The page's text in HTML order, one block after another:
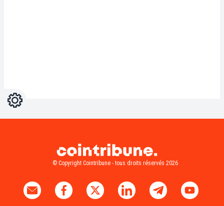
Réglages
© Copyright Cointribune - tous droits réservés 2026